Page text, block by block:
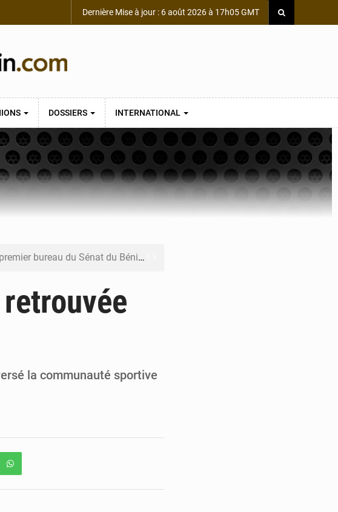
Dernière Mise à jour : 6 août 2026 à 17h05 GMT
DOSSIERS INTERNATIONAL
bureau du Sénat du Bénin
inédit
fait sa mue pour la rentrée
la communauté sportive